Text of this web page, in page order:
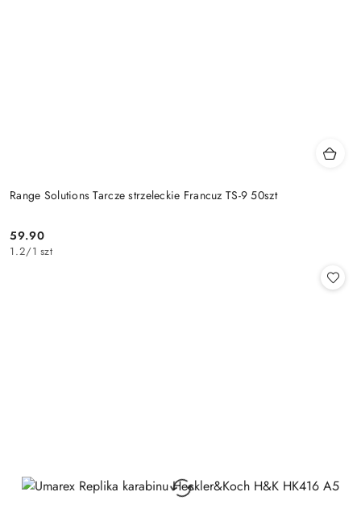
Range Solutions Tarcze strzeleckie Francuz TS-9 50szt
Cena:
59.90
1.2/1 szt